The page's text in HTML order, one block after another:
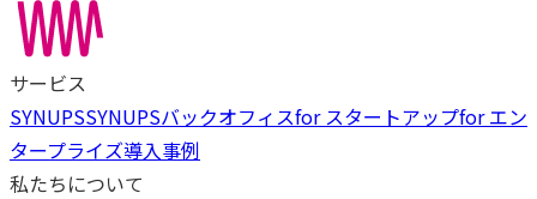
サービス
SYNUPSSYNUPSバックオフィスfor スタートアップfor エン
タープライズ導入事例
私たちについて